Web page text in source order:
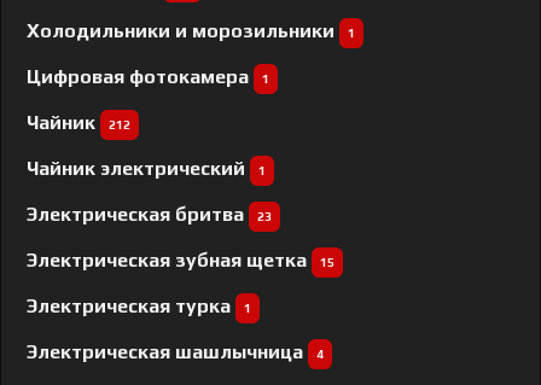
Холодильники и морозильники 1
Цифровая фотокамера 1
Чайник 212
Чайник электрический 1
Электрическая бритва 23
Электрическая зубная щетка 15
Электрическая турка 1
Электрическая шашлычница 4